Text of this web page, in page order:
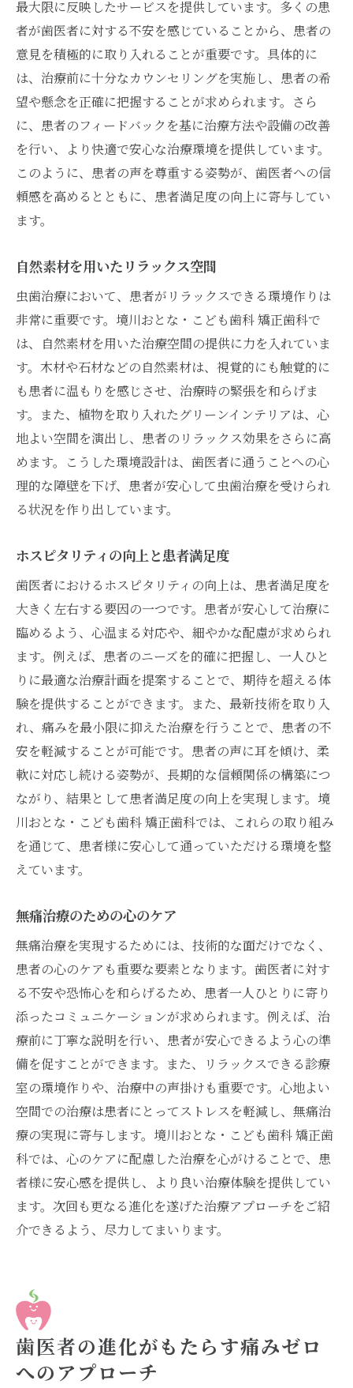
最大限に反映したサービスを提供しています。多くの患
者が歯医者に対する不安を感じていることから、患者の
意見を積極的に取り入れることが重要です。具体的に
は、治療前に十分なカウンセリングを実施し、患者の希
望や懸念を正確に把握することが求められます。さら
に、患者のフィードバックを基に治療方法や設備の改善
を行い、より快適で安心な治療環境を提供しています。
このように、患者の声を尊重する姿勢が、歯医者への信
頼感を高めるとともに、患者満足度の向上に寄与してい
ます。
自然素材を用いたリラックス空間
虫歯治療において、患者がリラックスできる環境作りは
非常に重要です。境川おとな・こども歯科 矯正歯科で
は、自然素材を用いた治療空間の提供に力を入れていま
す。木材や石材などの自然素材は、視覚的にも触覚的に
も患者に温もりを感じさせ、治療時の緊張を和らげま
す。また、植物を取り入れたグリーンインテリアは、心
地よい空間を演出し、患者のリラックス効果をさらに高
めます。こうした環境設計は、歯医者に通うことへの心
理的な障壁を下げ、患者が安心して虫歯治療を受けられ
る状況を作り出しています。
ホスピタリティの向上と患者満足度
歯医者におけるホスピタリティの向上は、患者満足度を
大きく左右する要因の一つです。患者が安心して治療に
臨めるよう、心温まる対応や、細やかな配慮が求められ
ます。例えば、患者のニーズを的確に把握し、一人ひと
りに最適な治療計画を提案することで、期待を超える体
験を提供することができます。また、最新技術を取り入
れ、痛みを最小限に抑えた治療を行うことで、患者の不
安を軽減することが可能です。患者の声に耳を傾け、柔
軟に対応し続ける姿勢が、長期的な信頼関係の構築につ
ながり、結果として患者満足度の向上を実現します。境
川おとな・こども歯科 矯正歯科では、これらの取り組み
を通じて、患者様に安心して通っていただける環境を整
えています。
無痛治療のための心のケア
無痛治療を実現するためには、技術的な面だけでなく、
患者の心のケアも重要な要素となります。歯医者に対す
る不安や恐怖心を和らげるため、患者一人ひとりに寄り
添ったコミュニケーションが求められます。例えば、治
療前に丁寧な説明を行い、患者が安心できるよう心の準
備を促すことができます。また、リラックスできる診療
室の環境作りや、治療中の声掛けも重要です。心地よい
空間での治療は患者にとってストレスを軽減し、無痛治
療の実現に寄与します。境川おとな・こども歯科 矯正歯
科では、心のケアに配慮した治療を心がけることで、患
者様に安心感を提供し、より良い治療体験を提供してい
ます。次回も更なる進化を遂げた治療アプローチをご紹
介できるよう、尽力してまいります。
歯医者の進化がもたらす痛みゼロ
へのアプローチ